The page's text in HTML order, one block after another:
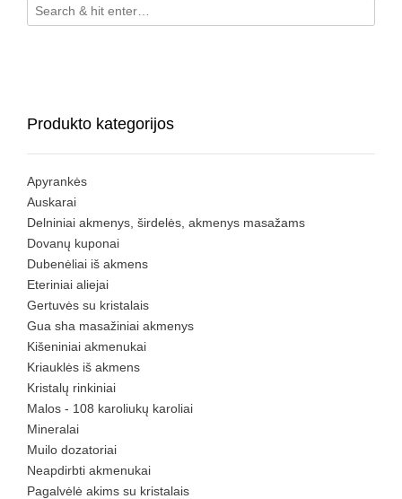
Produkto kategorijos
Apyrankės
Auskarai
Delniniai akmenys, širdelės, akmenys masažams
Dovanų kuponai
Dubenėliai iš akmens
Eteriniai aliejai
Gertuvės su kristalais
Gua sha masažiniai akmenys
Kišeniniai akmenukai
Kriauklės iš akmens
Kristalų rinkiniai
Malos - 108 karoliukų karoliai
Mineralai
Muilo dozatoriai
Neapdirbti akmenukai
Pagalvėlė akims su kristalais